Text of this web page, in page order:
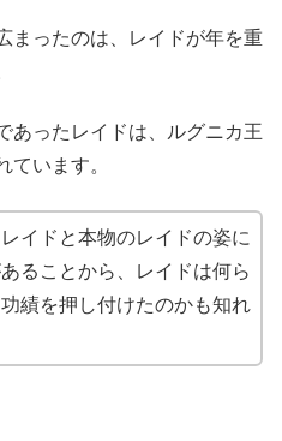
まったのは、レイドが年を重
あったレイドは、ルグニカ王
ています。
イドと本物のレイドの姿に
ることから、レイドは何ら
績を押し付けたのかも知れ